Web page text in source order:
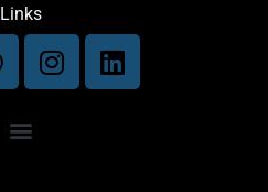
Links